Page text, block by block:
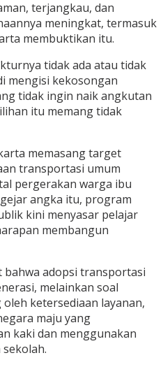
terjangkau, dan
meningkat, termasuk
membuktikan itu.
tidak ada atau tidak
mengisi kekosongan
tidak ingin naik angkutan
itu memang tidak
memasang target
transportasi umum
pergerakan warga ibu
angka itu, program
kini menyasar pelajar
membangun
bahwa adopsi transportasi
melainkan soal
ketersediaan layanan,
maju yang
kaki dan menggunakan